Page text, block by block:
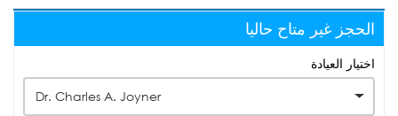
الحجز غير متاح حاليا
اختيار العيادة
Dr. Charles A. Joyner